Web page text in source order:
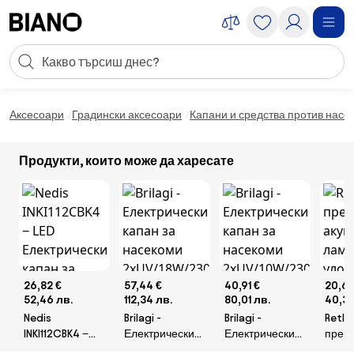
Търсене
Аксесоари Градински аксесоари Капани и средства против
Продукти, които може да харесате
26,82 €
52,46 лв.
Nedis
INKI112CBK4 −
57,44 €
112,34 лв.
Brilagi -
Електрически
40,91 €
80,01 лв.
Brilagi -
Електрически